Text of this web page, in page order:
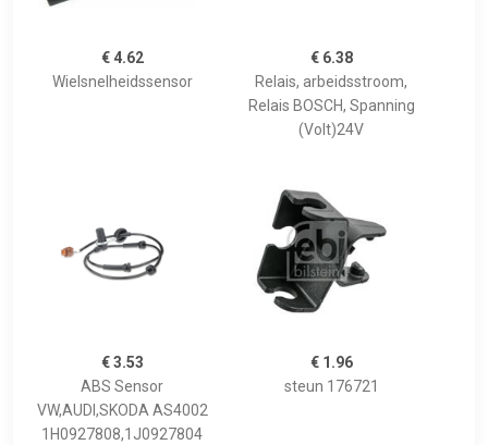
€ 4.62
Wielsnelheidssensor
€ 6.38
Relais, arbeidsstroom,
Relais BOSCH, Spanning
(Volt)24V
€ 3.53
ABS Sensor
VW,AUDI,SKODA AS4002
1H0927808,1J0927804
€ 1.96
steun 176721